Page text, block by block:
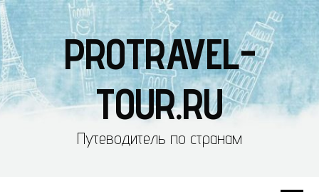
PROTRAVEL-
TOUR.RU
Путеводитель по странам